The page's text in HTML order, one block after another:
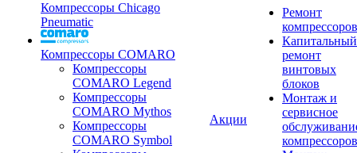
Компрессоры Chicago
Pneumatic
Компрессоры COMARO
Компрессоры
COMARO Legend
Компрессоры
COMARO Mythos
Компрессоры
COMARO Symbol
Акции
Ремонт
компрессоров
Капитальный
ремонт
винтовых
блоков
Монтаж и
сервисное
компрессоров